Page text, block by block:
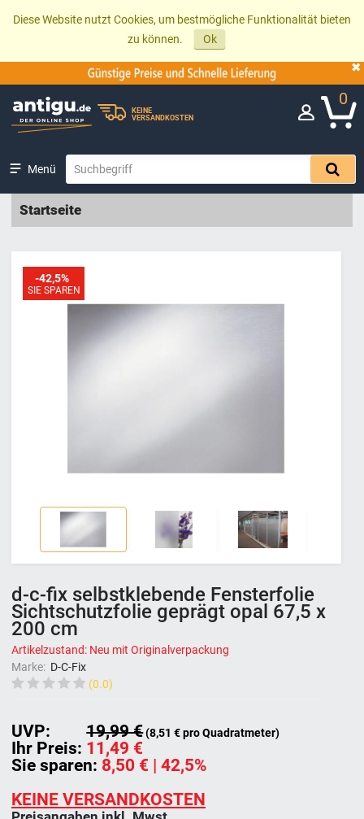
Diese Website nutzt Cookies, um bestmögliche Funktionalität bieten
zu können.
Ok
KEINE
VERSANDKOSTEN
0
Menü
Startseite
-42,5%
SIE SPAREN
d-c-fix selbstklebende Fensterfolie
Sichtschutzfolie geprägt opal 67,5 x
200 cm
Artikelzustand: Neu mit Originalverpackung
Marke: D-C-Fix
(0.0)
Ihr Preis: 11,49 €
UVP: 19,99 €(8,51 € pro Quadratmeter)
Sie sparen: 8,50 € | 42,5%
KEINE VERSANDKOSTEN